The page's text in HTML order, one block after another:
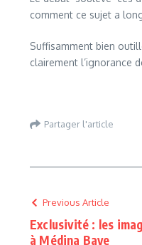
comment ce sujet a
Suffisamment bien
clairement l’ignorance
Partager l'article
Previous Article
Exclusivité : les
à Médina Baye